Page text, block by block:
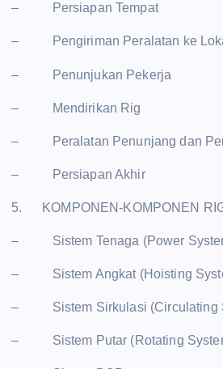
– Persiapan Tempat
– Pengiriman Peralatan ke
– Penunjukan Pekerja
– Mendirikan Rig
– Peralatan Penunjang dan
– Persiapan Akhir
5. KOMPONEN-KOMPONEN
– Sistem Tenaga (Power
– Sistem Angkat (Hoisting
– Sistem Sirkulasi (Circulating
– Sistem Putar (Rotating